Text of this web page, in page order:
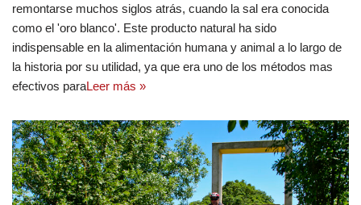
remontarse muchos siglos atrás, cuando la sal era conocida
como el 'oro blanco'. Este producto natural ha sido
indispensable en la alimentación humana y animal a lo largo de
la historia por su utilidad, ya que era uno de los métodos mas
efectivos paraLeer más »